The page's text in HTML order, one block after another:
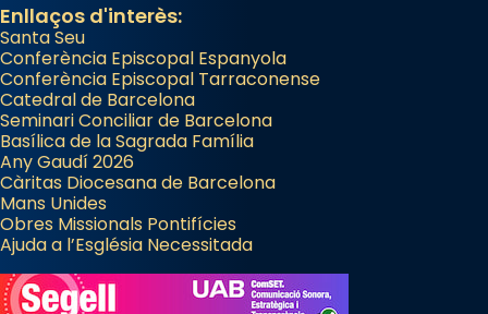
Enllaços d'interès:
Santa Seu
Conferència Episcopal Espanyola
Conferència Episcopal Tarraconense
Catedral de Barcelona
Seminari Conciliar de Barcelona
Basílica de la Sagrada Família
Any Gaudí 2026
Càritas Diocesana de Barcelona
Mans Unides
Obres Missionals Pontifícies
Ajuda a l’Església Necessitada